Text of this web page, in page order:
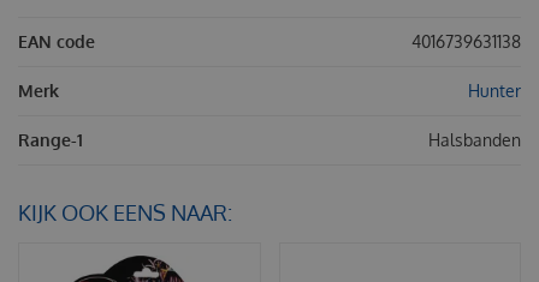
EAN code 4016739631138
Merk Hunter
Range-1 Halsbanden
KIJK OOK EENS NAAR: